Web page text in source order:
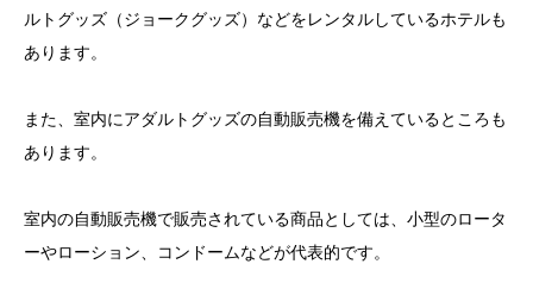
ルトグッズ（ジョークグッズ）などをレンタルしているホテルも
あります。
また、室内にアダルトグッズの自動販売機を備えているところも
あります。
室内の自動販売機で販売されている商品としては、小型のロータ
ーやローション、コンドームなどが代表的です。